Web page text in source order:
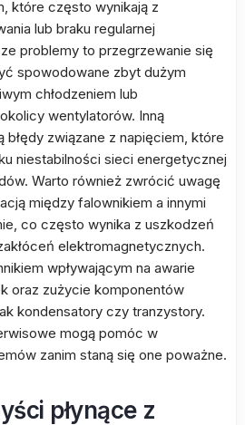
które często wynikają z
lub braku regularnej
problemy to przegrzewanie się
spowodowane zbyt dużym
chłodzeniem lub
wentylatorów. Inną
związane z napięciem, które
niestabilności sieci energetycznej
Warto również zwrócić uwagę
między falownikiem a innymi
co często wynika z uszkodzeń
elektromagnetycznych.
wpływającym na awarie
oraz zużycie komponentów
kondensatory czy tranzystory.
mogą pomóc w
zanim staną się one poważne.
płynące z